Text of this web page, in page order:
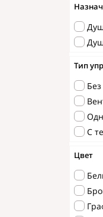
Тип
С
Цвет